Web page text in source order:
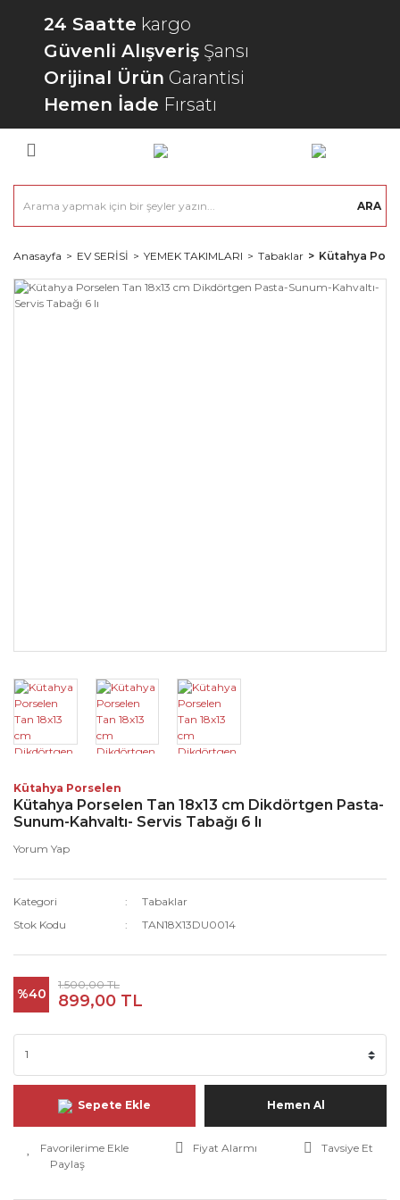
24 Saatte kargo
Güvenli Alışveriş Şansı
Orijinal Ürün Garantisi
Hemen İade Fırsatı
ARA
Anasayfa EV SERİSİ YEMEK TAKIMLARI Tabaklar Kütahya
Kütahya Porselen
Kütahya Porselen Tan 18x13 cm Dikdörtgen Pasta-
Sunum-Kahvaltı- Servis Tabağı 6 lı
Yorum Yap
Kategori
Tabaklar
Stok Kodu
TAN18X13DU0014
%40
1.500,00 TL
899,00 TL
Sepete Ekle Hemen Al
Fiyat Alarmı
Tavsiye Et
Paylaş